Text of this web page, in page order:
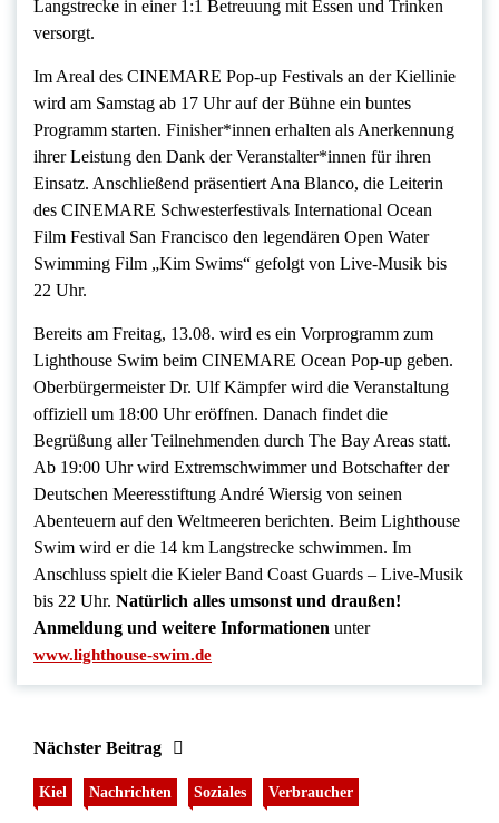
Langstrecke in einer 1:1 Betreuung mit Essen und Trinken
versorgt.
Im Areal des CINEMARE Pop-up Festivals an der Kiellinie
wird am Samstag ab 17 Uhr auf der Bühne ein buntes
Programm starten. Finisher*innen erhalten als Anerkennung
ihrer Leistung den Dank der Veranstalter*innen für ihren
Einsatz. Anschließend präsentiert Ana Blanco, die Leiterin
des CINEMARE Schwesterfestivals International Ocean
Film Festival San Francisco den legendären Open Water
Swimming Film „Kim Swims“ gefolgt von Live-Musik bis
22 Uhr.
Bereits am Freitag, 13.08. wird es ein Vorprogramm zum
Lighthouse Swim beim CINEMARE Ocean Pop-up geben.
Oberbürgermeister Dr. Ulf Kämpfer wird die Veranstaltung
offiziell um 18:00 Uhr eröffnen. Danach findet die
Begrüßung aller Teilnehmenden durch The Bay Areas statt.
Ab 19:00 Uhr wird Extremschwimmer und Botschafter der
Deutschen Meeresstiftung André Wiersig von seinen
Abenteuern auf den Weltmeeren berichten. Beim Lighthouse
Swim wird er die 14 km Langstrecke schwimmen. Im
Anschluss spielt die Kieler Band Coast Guards – Live-Musik
bis 22 Uhr. Natürlich alles umsonst und draußen!
Anmeldung und weitere Informationen unter
www.lighthouse-swim.de
Nächster Beitrag
Kiel Nachrichten Soziales Verbraucher